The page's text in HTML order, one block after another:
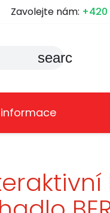
Zavolejte nám: +420
search